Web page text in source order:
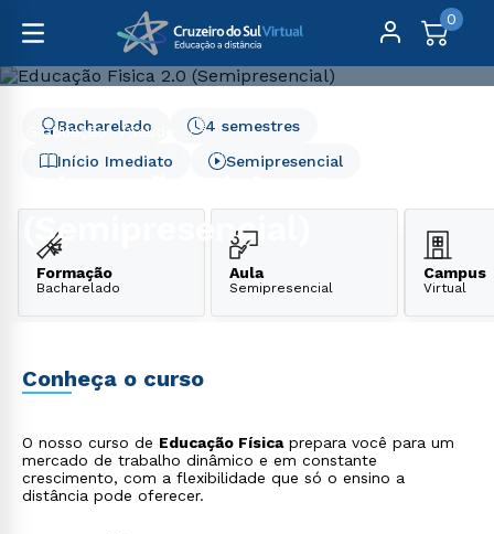
0
Graduação
Saúde
Educação Fisica 2.0 (Semipresencial)
(Semipresencial)
Início Imediato
4 semestres
Bacharelado
Semipresencial
Formação
Bacharelado
Aula
Semipresencial
Campus
Virtual
Conheça o curso
O nosso curso de Educação Físicaprepara você para um
mercado de trabalho dinâmico e em constante
crescimento, com a flexibilidade que só o ensino a
distância pode oferecer.